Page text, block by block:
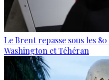
Le Brent repasse sous les
Washington et Téhéran